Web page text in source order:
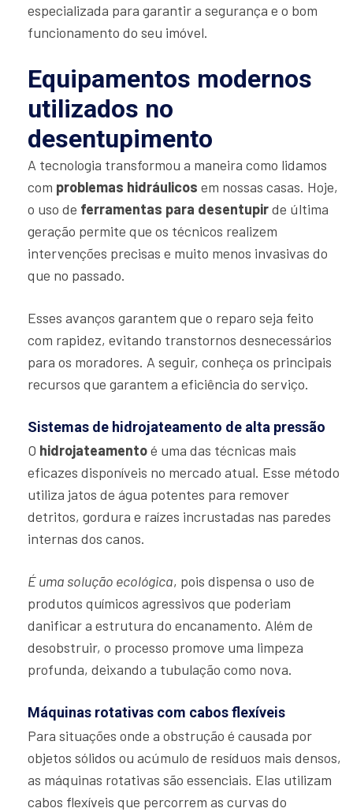
especializada para garantir a segurança e o bom
funcionamento do seu imóvel.
Equipamentos modernos
utilizados no
desentupimento
A tecnologia transformou a maneira como lidamos
com problemas hidráulicos em nossas casas. Hoje,
o uso de ferramentas para desentupirde última
geração permite que os técnicos realizem
intervenções precisas e muito menos invasivas do
que no passado.
Esses avanços garantem que o reparo seja feito
com rapidez, evitando transtornos desnecessários
para os moradores. A seguir, conheça os principais
recursos que garantem a eficiência do serviço.
Sistemas de hidrojateamento de alta pressão
O hidrojateamentoé uma das técnicas mais
eficazes disponíveis no mercado atual. Esse método
utiliza jatos de água potentes para remover
detritos, gordura e raízes incrustadas nas paredes
internas dos canos.
É uma solução ecológica, pois dispensa o uso de
produtos químicos agressivos que poderiam
danificar a estrutura do encanamento. Além de
desobstruir, o processo promove uma limpeza
profunda, deixando a tubulação como nova.
Máquinas rotativas com cabos flexíveis
Para situações onde a obstrução é causada por
objetos sólidos ou acúmulo de resíduos mais densos,
as máquinas rotativas são essenciais. Elas utilizam
cabos flexíveis que percorrem as curvas do